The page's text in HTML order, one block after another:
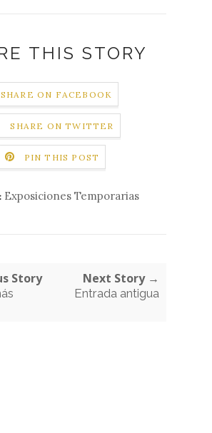
THIS STORY
SHARE ON FACEBOOK
SHARE ON TWITTER
PIN THIS POST
Exposiciones Temporarias
Story Next Story →
Entrada antigua